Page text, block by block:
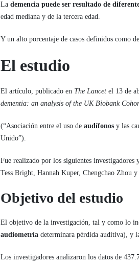
La demencia puede ser resultado de
edad mediana y de la tercera edad.
Y un alto porcentaje de casos definidos como
El estudio
El artículo, publicado en The Lancet el 13 de
dementia: an analysis of the UK Biobank
(“Asociación entre el uso de audífonos y las
Unido”).
Fue realizado por los siguientes
Tess Bright, Hannah Kuper, Chengchao Zhou
Objetivo del estudio
El objetivo de la investigación, tal y como lo
audiometría determinara pérdida auditiva), y
Los investigadores analizaron los datos de